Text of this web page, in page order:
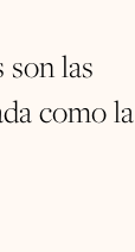
son las
como la